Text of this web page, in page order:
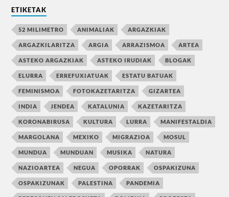
ETIKETAK
52 MILIMETRO ANIMALIAK ARGAZKIAK
ARGAZKILARITZA ARGIA ARRAZISMOA ARTEA
ASTEKO ARGAZKIAK ASTEKO IRUDIAK BLOGAK
ELURRA ERREFUXIATUAK ESTATU BATUAK
FEMINISMOA FOTOKAZETARITZA GIZARTEA
INDIA JENDEA KATALUNIA KAZETARITZA
KORONABIRUSA KULTURA LURRA MANIFESTALDIA
MARGOLANA MEXIKO MIGRAZIOA MOSUL
MUNDUA MUNDUAN MUSIKA NATURA
NAZIOARTEA NEGUA OPORRAK OSPAKIZUNA
OSPAKIZUNAK PALESTINA PANDEMIA